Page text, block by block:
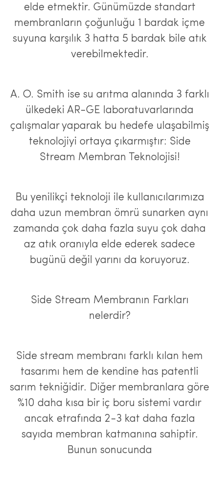
elde etmektir. Günümüzde standart
membranların çoğunluğu 1 bardak içme
suyuna karşılık 3 hatta 5 bardak bile atık
verebilmektedir.
A. O. Smith ise su arıtma alanında 3 farklı
ülkedeki AR-GE laboratuvarlarında
çalışmalar yaparak bu hedefe ulaşabilmiş
teknolojiyi ortaya çıkarmıştır: Side
Stream Membran Teknolojisi!
Bu yenilikçi teknoloji ile kullanıcılarımıza
daha uzun membran ömrü sunarken aynı
zamanda çok daha fazla suyu çok daha
az atık oranıyla elde ederek sadece
bugünü değil yarını da koruyoruz.
Side Stream Membranın Farkları
nelerdir?
Side stream membranı farklı kılan hem
tasarımı hem de kendine has patentli
sarım tekniğidir. Diğer membranlara göre
%10 daha kısa bir iç boru sistemi vardır
ancak etrafında 2-3 kat daha fazla
sayıda membran katmanına sahiptir.
Bunun sonucunda